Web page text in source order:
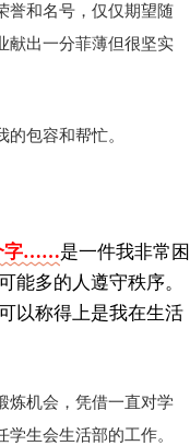
誉和名号，仅仅期望随
献出一分菲薄但很坚实
包容和帮忙。
字……是一件我非常困
能多的人遵守秩序。
以称得上是我在生活
炼机会，凭借一直对学
生会生活部的工作。